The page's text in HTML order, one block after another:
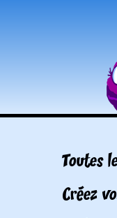
Toutes
Créez